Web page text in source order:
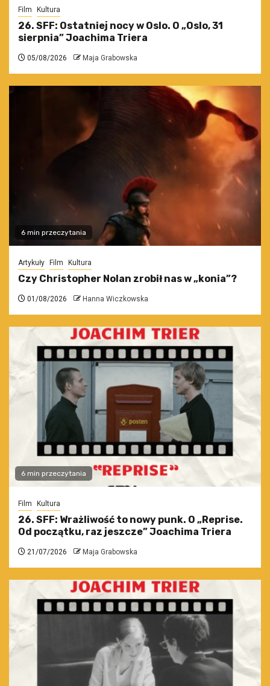
Film Kultura
26. SFF: Ostatniej nocy w Oslo. O „Oslo, 31
sierpnia” Joachima Triera
05/08/2026 Maja Grabowska
6 min przeczytania
Artykuły Film Kultura
Czy Christopher Nolan zrobił nas w „konia”?
01/08/2026 Hanna Wiczkowska
6 min przeczytania
Film Kultura
26. SFF: Wrażliwość to nowy punk. O „Reprise.
Od początku, raz jeszcze” Joachima Triera
21/07/2026 Maja Grabowska